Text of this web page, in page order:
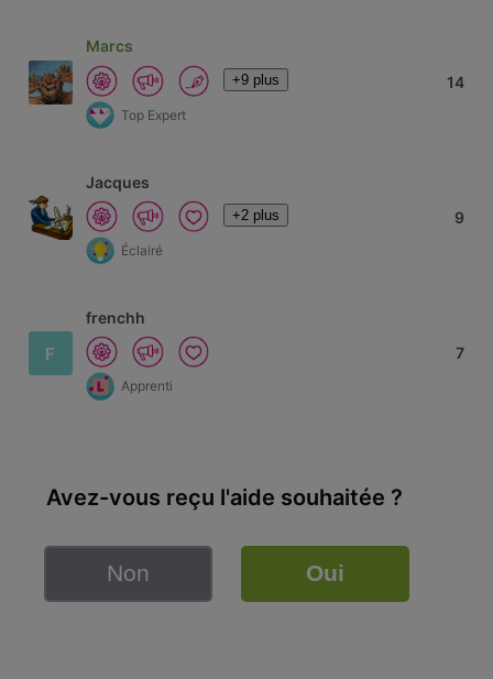
Marcs
+9 plus
Top Expert
14
Jacques
+2 plus
Éclairé
9
F
frenchh
Apprenti
7
Avez-vous reçu l'aide souhaitée ?
Non Oui